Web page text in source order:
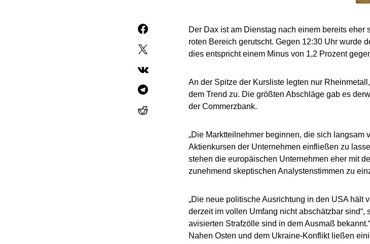
Der Dax ist am Dienstag nach einem bereits eher
roten Bereich gerutscht. Gegen 12:30 Uhr wurde
dies entspricht einem Minus von 1,2 Prozent
An der Spitze der Kursliste legten nur
dem Trend zu. Die größten Abschläge gab es
der Commerzbank.
„Die Marktteilnehmer beginnen, die sich langsam
Aktienkursen der Unternehmen einfließen zu
stehen die europäischen Unternehmen eher mit
zunehmend skeptischen Analystenstimmen zu
„Die neue politische Ausrichtung in den USA hält
derzeit im vollen Umfang nicht abschätzbar
avisierten Strafzölle sind in dem Ausmaß
Nahen Osten und dem Ukraine-Konflikt ließen